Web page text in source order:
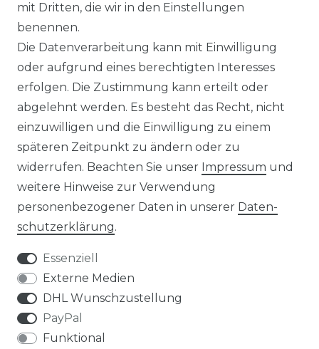
☞ Fachhändler mit Beratung
☛ Über 30.000 Top Bewertungen
☞ Mehr als 200.000 Produkte am Lager
Impressum Daten­schutz­erklärung
Widerrufs­recht
mit Dritten, die wir in den Einstellungen
benennen.
Die Datenverarbeitung kann mit Einwilligung
oder aufgrund eines berechtigten Interesses
erfolgen. Die Zustimmung kann erteilt oder
abgelehnt werden. Es besteht das Recht, nicht
einzuwilligen und die Einwilligung zu einem
späteren Zeitpunkt zu ändern oder zu
widerrufen. Beachten Sie unser Impressum und
weitere Hinweise zur Verwendung
personenbezogener Daten in unserer Daten­
schutz­erklärung.
Essenziell
Externe Medien
DHL Wunschzustellung
PayPal
Funktional